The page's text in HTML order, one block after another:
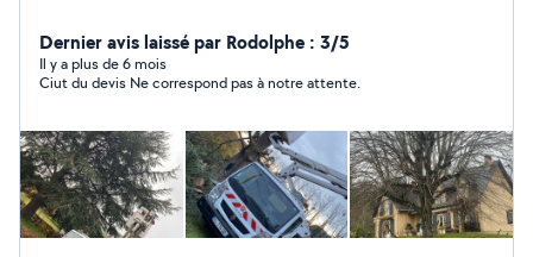
Dernier avis laissé par Rodolphe : 3/5
Il y a plus de 6 mois
Ciut du devis Ne correspond pas à notre attente.